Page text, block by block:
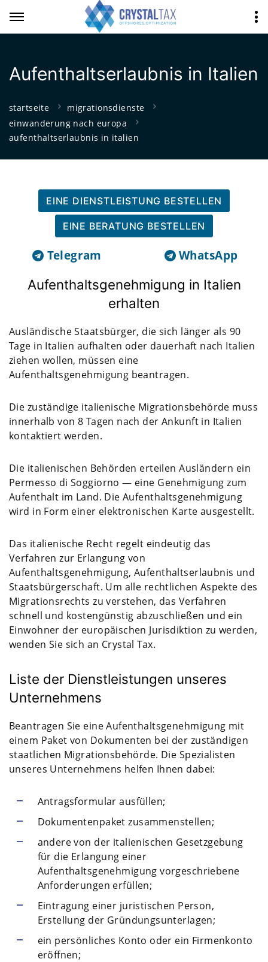
Aufenthaltserlaubnis in Italien
startseite
migrationsdienste
einwanderung nach europa
aufenthaltserlaubnis in italien
EINE DIENSTLEISTUNG BESTELLEN
EINE BERATUNG BESTELLEN
Telegram WhatsApp
Aufenthaltsgenehmigung in Italien
erhalten
Ausländische Staatsbürger, die sich länger als 90
Tage in Italien aufhalten oder dauerhaft nach Italien
ziehen wollen, müssen eine
Aufenthaltsgenehmigung beantragen.
Die zuständige italienische Migrationsbehörde muss
innerhalb von 8 Tagen nach der Ankunft in Italien
kontaktiert werden.
Die italienischen Behörden erteilen Ausländern ein
Permesso di Soggiorno — eine Genehmigung zum
Aufenthalt im Land. Die Aufenthaltsgenehmigung
wird in Form einer elektronischen Karte ausgestellt.
Das italienische Recht regelt eindeutig das
Verfahren zur Erlangung von
Aufenthaltsgenehmigung, Aufenthaltserlaubnis und
Staatsbürgerschaft. Um alle rechtlichen Aspekte des
Migrationsrechts zu verstehen, das Verfahren
schnell und kostengünstig abzuschließen und ein
Einwohner der europäischen Jurisdiktion zu werden,
wenden Sie sich an Crystal Tax.
Liste der Dienstleistungen unseres
Unternehmens
Beantragen Sie eine Aufenthaltsgenehmigung mit
einem Paket von Dokumenten bei der zuständigen
staatlichen Migrationsbehörde. Die Spezialisten
unseres Unternehmens helfen Ihnen dabei:
Antragsformular ausfüllen;
Dokumentenpaket zusammenstellen;
andere von der italienischen Gesetzgebung
für die Erlangung einer
Aufenthaltsgenehmigung vorgeschriebene
Anforderungen erfüllen;
Eintragung einer juristischen Person,
Erstellung der Gründungsunterlagen;
ein persönliches Konto oder ein Firmenkonto
eröffnen;